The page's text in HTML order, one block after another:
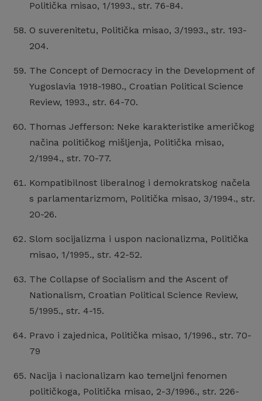
Politička misao, 1/1993., str. 76-84.
O suverenitetu, Politička misao, 3/1993., str. 193-
204.
The Concept of Democracy in the Development of
Yugoslavia 1918-1980., Croatian Political Science
Review, 1993., str. 64-70.
Thomas Jefferson: Neke karakteristike američkog
načina političkog mišljenja, Politička misao,
2/1994., str. 70-77.
Kompatibilnost liberalnog i demokratskog načela
s parlamentarizmom, Politička misao, 3/1994., str.
20-26.
Slom socijalizma i uspon nacionalizma, Politička
misao, 1/1995., str. 42-52.
The Collapse of Socialism and the Ascent of
Nationalism, Croatian Political Science Review,
5/1995., str. 4-15.
Pravo i zajednica, Politička misao, 1/1996., str. 70-
79
Nacija i nacionalizam kao temeljni fenomen
političkoga, Politička misao, 2-3/1996., str. 226-